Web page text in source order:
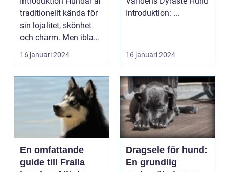
traditionellt kända för
sin lojalitet, skönhet
och charm. Men ibland
kan char...
16 januari 2024
Exklusivitet
Introduktion: ...
16 januari 2024
En omfattande
guide till Fralla
Dragsele för hund:
En grundlig